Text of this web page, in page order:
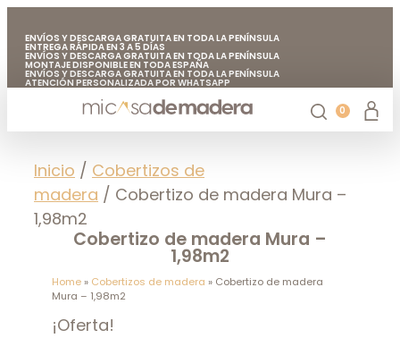
ENVÍOS Y DESCARGA GRATUITA EN TODA LA PENÍNSULA
ENTREGA RÁPIDA EN 3 A 5 DÍAS
ENVÍOS Y DESCARGA GRATUITA EN TODA LA PENÍNSULA
MONTAJE DISPONIBLE EN TODA ESPAÑA
ENVÍOS Y DESCARGA GRATUITA EN TODA LA PENÍNSULA
ATENCIÓN PERSONALIZADA POR WHATSAPP
FABRICADO EN EUROPA CON MADERA DE CALIDAD
ENVÍOS Y DESCARGA GRATUITA EN TODA LA PENÍNSULA
0
Inicio / Cobertizos de
madera / Cobertizo de madera Mura –
1,98m2
Cobertizo de madera Mura –
1,98m2
Home» Cobertizos de madera » Cobertizo de madera
Mura – 1,98m2
¡Oferta!